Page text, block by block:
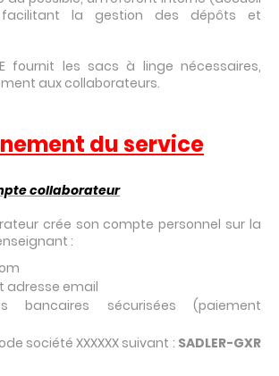
la gestion des dépôts et
fournit les sacs à linge nécessaires,
aux collaborateurs.
du service
collaborateur
crée son compte personnel sur la
:
adresse email
bancaires sécurisées (paiement
société XXXXXX suivant : SADLER-GXR